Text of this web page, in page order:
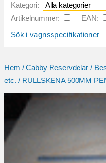
Kategori:
Artikelnummer:
EAN:
Sök i vagnsspecifikationer
Hem / Cabby Reservdelar/
etc. / RULLSKENA 500MM